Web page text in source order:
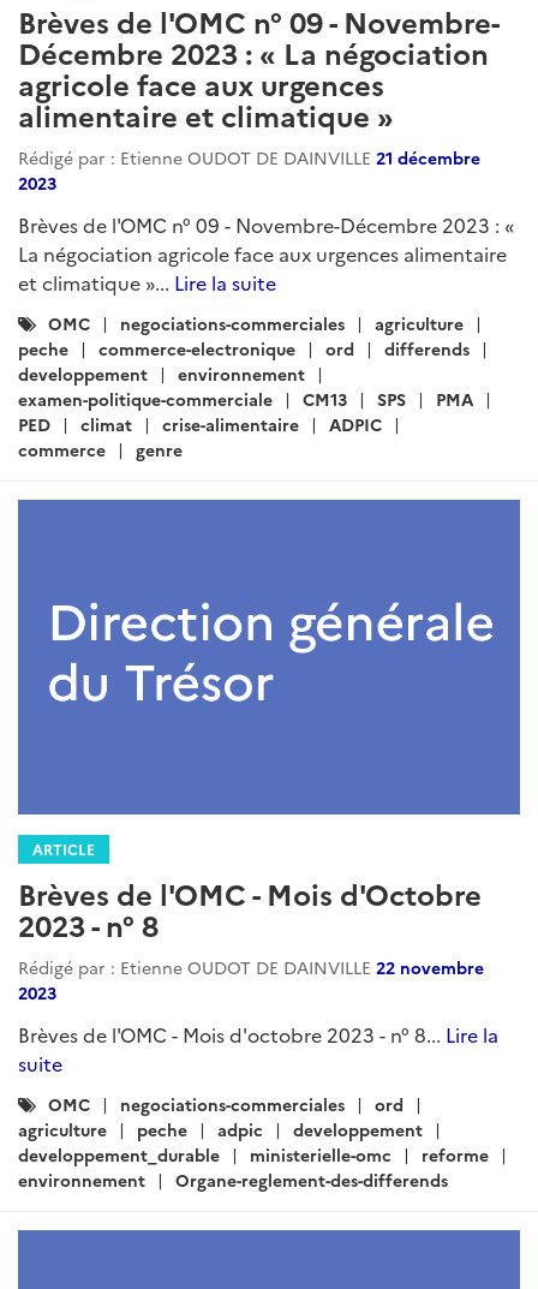
Brèves de l'OMC n° 09 - Novembre-
Décembre 2023 : « La négociation
agricole face aux urgences
alimentaire et climatique »
Rédigé par : Etienne OUDOT DE DAINVILLE 21 décembre
2023
Brèves de l'OMC n° 09 - Novembre-Décembre 2023 : «
La négociation agricole face aux urgences alimentaire
et climatique »... Lire la suite
Catégories
:
OMC negociations-commerciales
agriculture
peche
commerce-electronique ord
differends
developpement
environnement
examen-politique-commerciale
CM13 SPS
PMA
PED
climat crise-alimentaire
ADPIC
commerce
genre
ARTICLE
Brèves de l'OMC - Mois d'Octobre
2023 - n° 8
Rédigé par : Etienne OUDOT DE DAINVILLE 22 novembre
2023
Brèves de l'OMC - Mois d'octobre 2023 - n° 8... Lire la
suite
Catégories
:
OMC negociations-commerciales
ord
agriculture
peche adpic
developpement
developpement_durable
ministerielle-omc
reforme
environnement
Organe-reglement-des-differends